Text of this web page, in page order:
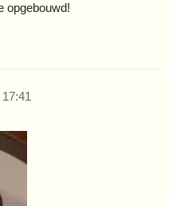
opgebouwd!